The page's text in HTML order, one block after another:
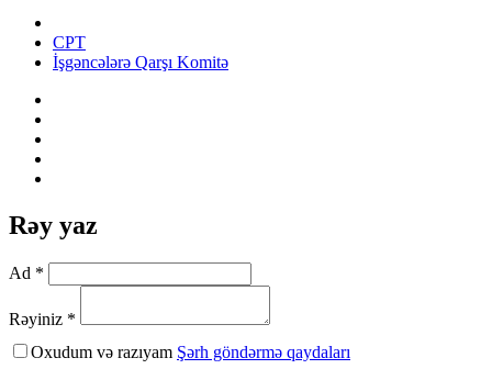
CPT
İşgəncələrə Qarşı Komitə
Rəy yaz
Ad *
Rəyiniz *
Oxudum və razıyam Şərh göndərmə qaydaları